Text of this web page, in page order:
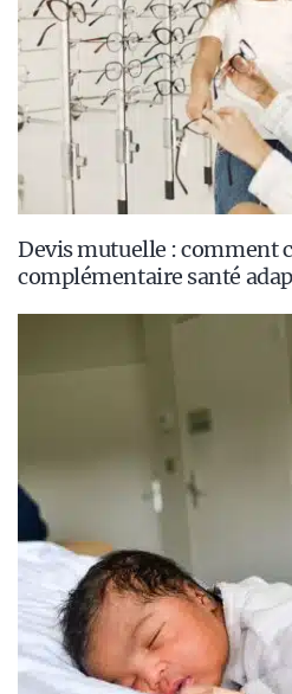
Devis mutuelle : comment
complémentaire santé